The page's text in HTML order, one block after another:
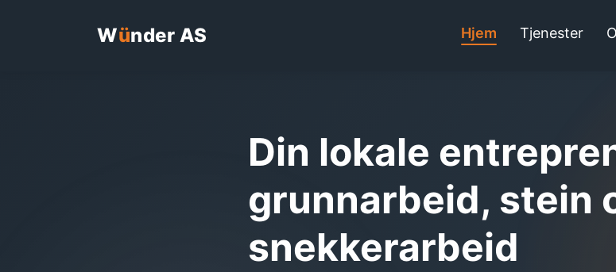
Wünder AS Hjem Tjenester
Din lokale
grunnarbeid, stein
snekkerarbeid